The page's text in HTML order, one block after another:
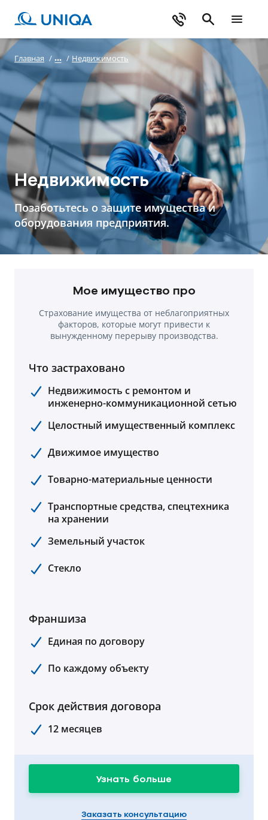
Главная / / Недвижимость
Недвижимость
Позаботьтесь о защите имущества и
оборудования предприятия.
Мое имущество про
Страхование имущества от неблагоприятных
факторов, которые могут привести к
вынужденному перерыву производства.
Что застраховано
Недвижимость с ремонтом и
инженерно-коммуникационной сетью
Целостный имущественный комплекс
Движимое имущество
Товарно-материальные ценности
Транспортные средства, спецтехника
на хранении
Земельный участок
Стекло
Франшиза
Единая по договору
По каждому объекту
Срок действия договора
12 месяцев
Заказать консультацию
Узнать больше